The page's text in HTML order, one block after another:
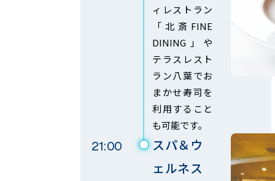
ィレストラン
「北斎FINE
DINING」や
テラスレスト
ラン八葉でお
まかせ寿司を
利用すること
も可能です。
21:00
スパ＆ウ
ェルネス